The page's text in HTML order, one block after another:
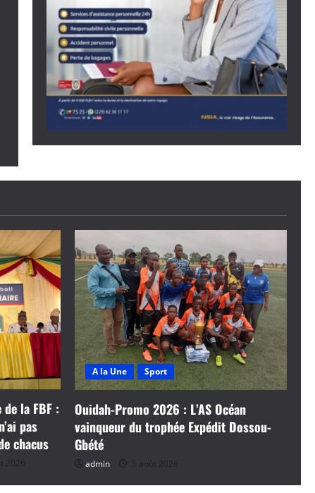
la FBF :
pas
chacus
2026
A la Une Sport
Ouidah-Promo 2026 : L’AS Océan
vainqueur du trophée Expédit Dossou-
Gbété
admin 5 août 2026